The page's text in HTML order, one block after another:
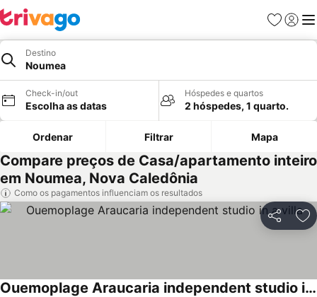
Favoritos
Iniciar
Destino
Noumea
Check-in/out
Escolha as datas
Hóspedes e quartos
2 hóspedes, 1 quarto.
Ordenar Filtrar Mapa
Compare preços de Casa/apartamento inteiro
em Noumea, Nova Caledônia
Como os pagamentos influenciam os resultados
Partilhar
Ouemoplage Araucaria independent studio in a villa